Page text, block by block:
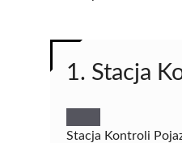
1. Stacja
Stacja Kontroli